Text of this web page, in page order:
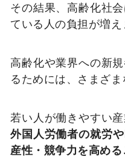
その結果、高齢化社
ている人の負担が増え
高齢化や業界への新
るためには、さまざま
若い人が働きやすい
外国人労働者の就労
産性・競争力を高め